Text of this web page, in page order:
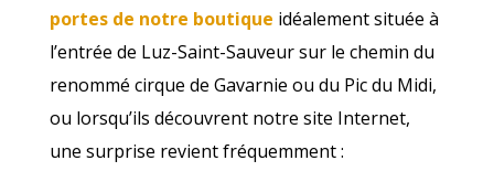
portes de notre boutique idéalement située à
l’entrée de Luz-Saint-Sauveur sur le chemin du
renommé cirque de Gavarnie ou du Pic du Midi,
ou lorsqu’ils découvrent notre site Internet,
une surprise revient fréquemment :